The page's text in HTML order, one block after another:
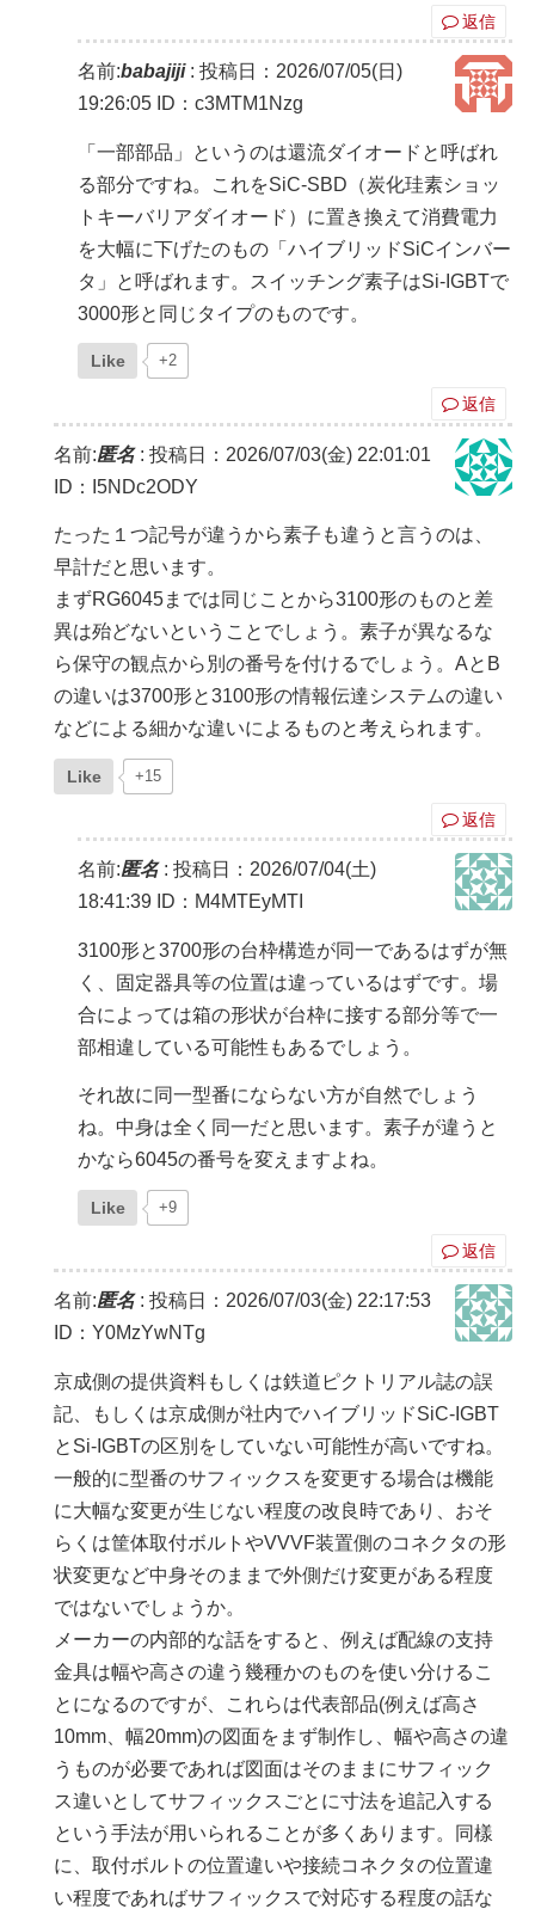
返信
名前:babajiji: 投稿日：2026/07/05(日)
19:26:05 ID：c3MTM1Nzg
「一部部品」というのは還流ダイオードと呼ばれ
る部分ですね。これをSiC-SBD（炭化珪素ショッ
トキーバリアダイオード）に置き換えて消費電力
を大幅に下げたのもの「ハイブリッドSiCインバー
タ」と呼ばれます。スイッチング素子はSi-IGBTで
3000形と同じタイプのものです。
Like +2
返信
名前:匿名: 投稿日：2026/07/03(金) 22:01:01
ID：I5NDc2ODY
たった１つ記号が違うから素子も違うと言うのは、
早計だと思います。
まずRG6045までは同じことから3100形のものと差
異は殆どないということでしょう。素子が異なるな
ら保守の観点から別の番号を付けるでしょう。AとB
の違いは3700形と3100形の情報伝達システムの違い
などによる細かな違いによるものと考えられます。
Like +15
返信
名前:匿名: 投稿日：2026/07/04(土)
18:41:39 ID：M4MTEyMTI
3100形と3700形の台枠構造が同一であるはずが無
く、固定器具等の位置は違っているはずです。場
合によっては箱の形状が台枠に接する部分等で一
部相違している可能性もあるでしょう。
それ故に同一型番にならない方が自然でしょう
ね。中身は全く同一だと思います。素子が違うと
かなら6045の番号を変えますよね。
Like +9
返信
名前:匿名: 投稿日：2026/07/03(金) 22:17:53
ID：Y0MzYwNTg
京成側の提供資料もしくは鉄道ピクトリアル誌の誤
記、もしくは京成側が社内でハイブリッドSiC-IGBT
とSi-IGBTの区別をしていない可能性が高いですね。
一般的に型番のサフィックスを変更する場合は機能
に大幅な変更が生じない程度の改良時であり、おそ
らくは筐体取付ボルトやVVVF装置側のコネクタの形
状変更など中身そのままで外側だけ変更がある程度
ではないでしょうか。
メーカーの内部的な話をすると、例えば配線の支持
金具は幅や高さの違う幾種かのものを使い分けるこ
とになるのですが、これらは代表部品(例えば高さ
10mm、幅20mm)の図面をまず制作し、幅や高さの違
うものが必要であれば図面はそのままにサフィック
ス違いとしてサフィックスごとに寸法を追記入する
という手法が用いられることが多くあります。同樣
に、取付ボルトの位置違いや接続コネクタの位置違
い程度であればサフィックスで対応する程度の話な